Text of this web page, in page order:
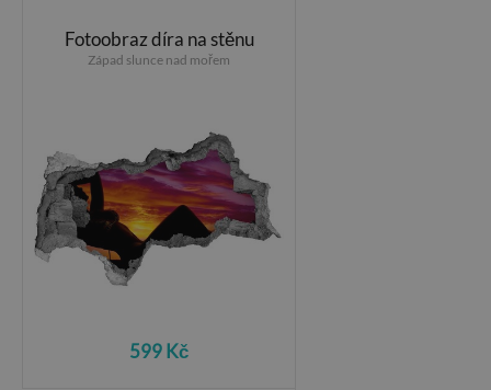
Fotoobraz díra na stěnu
Západ slunce nad mořem
599 Kč